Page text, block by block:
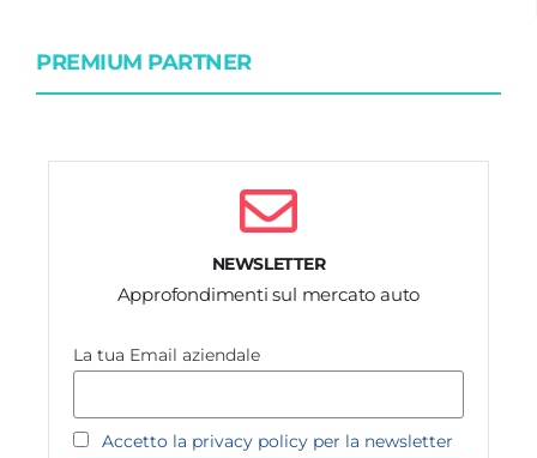
PREMIUM PARTNER
NEWSLETTER
Approfondimenti sul mercato auto
La tua Email aziendale
Accetto la privacy policy per la newsletter